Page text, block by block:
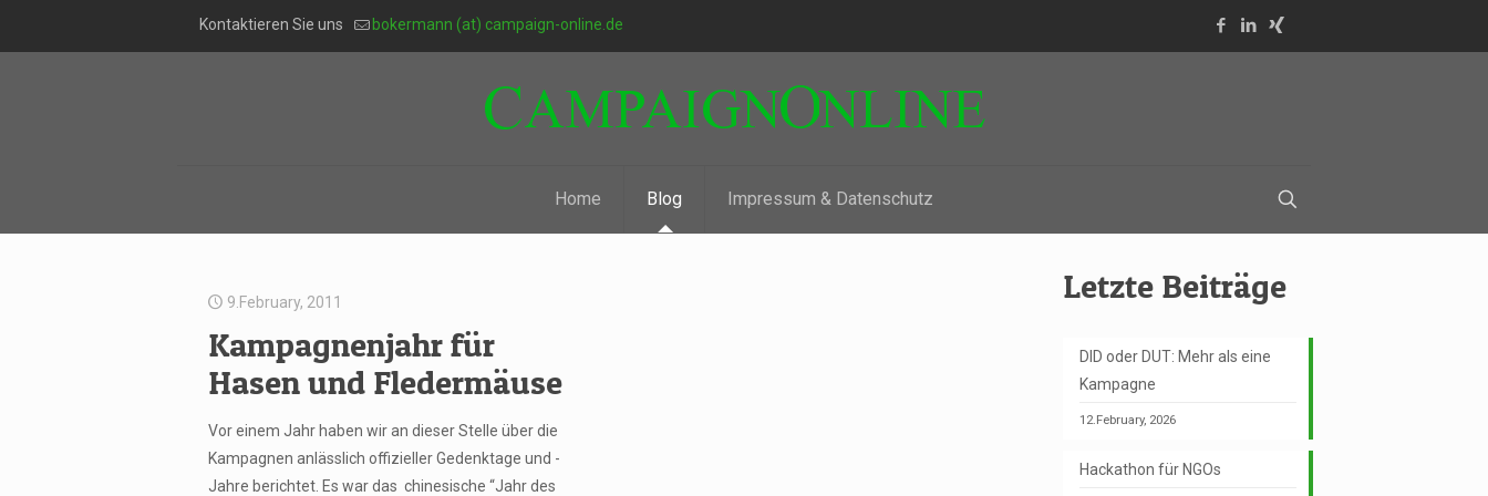
Kontaktieren Sie uns bokermann (at) campaign-online.de
Home Blog Impressum & Datenschutz
9.February, 2011
Kampagnenjahr für
Hasen und Fledermäuse
Vor einem Jahr haben wir an dieser Stelle über die
Kampagnen anlässlich offizieller Gedenktage und -
Jahre berichtet. Es war das chinesische “Jahr des
Letzte Beiträge
DID oder DUT: Mehr als eine
Kampagne
12.February, 2026
Hackathon für NGOs